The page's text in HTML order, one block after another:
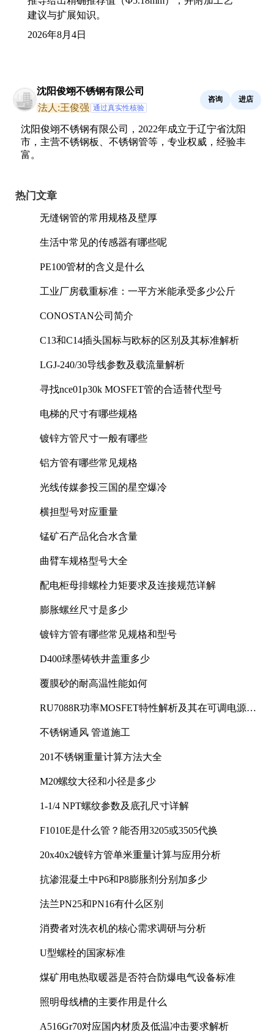
建议与扩展知识。
2026年8月4日
沈阳俊翊不锈钢有限公司
法人:王俊强 通过真实性核验
咨询 进店
沈阳俊翊不锈钢有限公司，2022年成立于辽宁省沈阳
市，主营不锈钢板、不锈钢管等，专业权威，经验丰
富。
热门文章
无缝钢管的常用规格及壁厚
生活中常见的传感器有哪些呢
PE100管材的含义是什么
工业厂房载重标准：一平方米能承受多少公斤
CONOSTAN公司简介
C13和C14插头国标与欧标的区别及其标准解析
LGJ-240/30导线参数及载流量解析
寻找nce01p30k MOSFET管的合适替代型号
电梯的尺寸有哪些规格
镀锌方管尺寸一般有哪些
铝方管有哪些常见规格
光线传媒参投三国的星空爆冷
横担型号对应重量
锰矿石产品化合水含量
曲臂车规格型号大全
配电柜母排螺栓力矩要求及连接规范详解
膨胀螺丝尺寸是多少
镀锌方管有哪些常见规格和型号
D400球墨铸铁井盖重多少
覆膜砂的耐高温性能如何
RU7088R功率MOSFET特性解析及其在可调电源设
不锈钢通风 管道施工
201不锈钢重量计算方法大全
M20螺纹大径和小径是多少
1-1/4 NPT螺纹参数及底孔尺寸详解
F1010E是什么管？能否用3205或3505代换
20x40x2镀锌方管单米重量计算与应用分析
抗渗混凝土中P6和P8膨胀剂分别加多少
法兰PN25和PN16有什么区别
消费者对洗衣机的核心需求调研与分析
U型螺栓的国家标准
煤矿用电热取暖器是否符合防爆电气设备标准
照明母线槽的主要作用是什么
A516Gr70对应国内材质及低温冲击要求解析